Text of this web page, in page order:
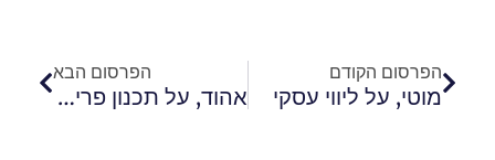
הפרסום הקודם
מוטי, על ליווי עסקי
הפרסום הבא
אהוד, על תכנון פרישה